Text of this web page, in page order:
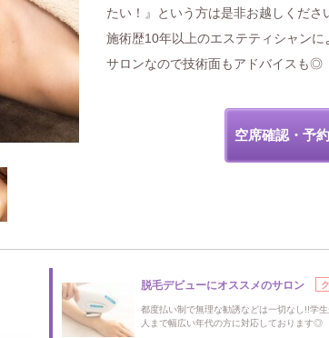
たい！』という方は是非お越しくださ
施術歴10年以上のエステティシャンに
サロンなので技術面もアドバイスも◎
空席確認・予
脱毛デビューにオススメのサロン
都度払い制で無理な勧誘などは一切なし!!学
人まで幅広い年代の方に対応しております◎